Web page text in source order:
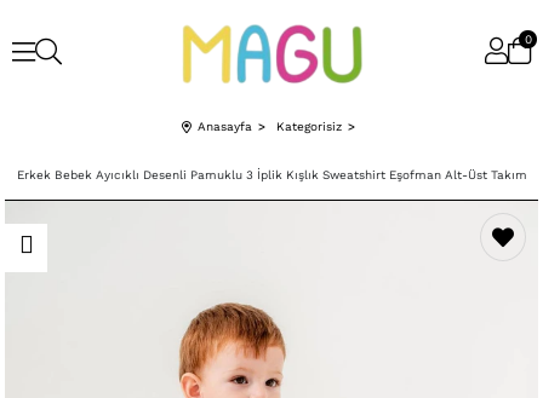
0
Anasayfa Kategorisiz
Erkek Bebek Ayıcıklı Desenli Pamuklu 3 İplik Kışlık Sweatshirt Eşofman Alt-Üst Takım